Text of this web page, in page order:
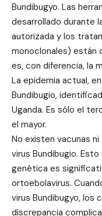
Bundibugyo. Las
desarrollado durante
autorizada y los
monoclonales) están
es, con diferencia, la
La epidemia actual,
Bundibugio,
Uganda. Es sólo el
el mayor.
No existen vacunas
virus Bundibugio.
genética es
ortoebolavirus.
virus Bundibugyo,
discrepancia